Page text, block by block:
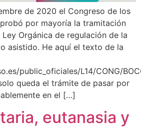
de 2020 el Congreso de los
por mayoría la tramitación
Orgánica de regulación de la
asistido. He aquí el texto de la
public_oficiales/L14/CONG/
queda el trámite de pasar por
en el […]
eutanasia y